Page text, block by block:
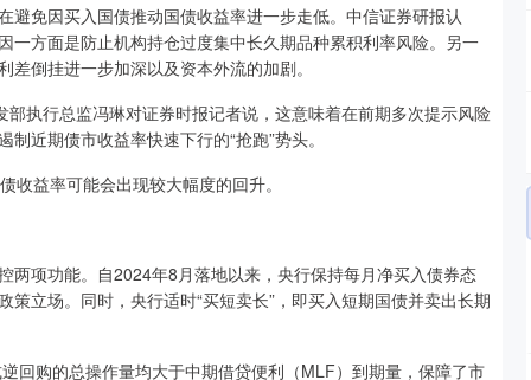
因买入国债推动国债收益率进一步走低。中信证券研报认
方面是防止机构持仓过度集中长久期品种累积利率风险。另一
倒挂进一步加深以及资本外流的加剧。
行总监冯琳对证券时报记者说，这意味着在前期多次提示风险
近期债市收益率快速下行的“抢跑”势头。
益率可能会出现较大幅度的回升。
功能。自2024年8月落地以来，央行保持每月净买入债券态
立场。同时，央行适时“买短卖长”，即买入短期国债并卖出长期
购的总操作量均大于中期借贷便利（MLF）到期量，保障了市